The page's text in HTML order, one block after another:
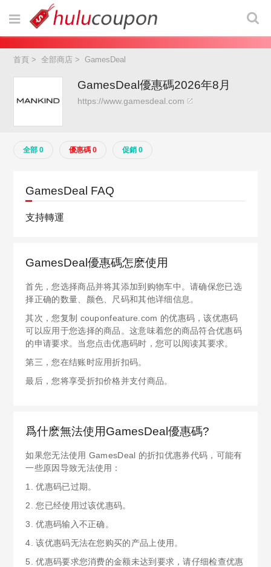
首頁 >全部商店 >GamesDeal
GamesDeal優惠碼2026年8月
https://www.gamesdeal.com
全部 0 優惠碼 0 促銷 0
GamesDeal FAQ
支持轉運
GamesDeal優惠碼怎麽使用
首先，您选择商品并将其添加到购物车中。请确保您已选
择正确的数量、颜色、尺码和其他详细信息。
其次，您复制 couponfeature.com 的优惠码，该优惠码
可以应用于您选择的商品。这意味着您的商品符合优惠码
的申请要求。当您点击优惠码时，您可以阅读其要求。
第三，您在结账时应用折扣码。
最后，您将享受折扣价格并支付商品。
爲什麽無法使用GamesDeal優惠碼?
如果您无法使用 GamesDeal 的折扣优惠券代码，可能有
一些原因导致无法使用：
1. 优惠码已过期。
2. 您已经使用过该优惠码。
3. 优惠码输入不正确。
4. 该优惠码无法在您购买的产品上使用。
5. 优惠码要求您消费的金额未达到要求，请仔细检查优惠